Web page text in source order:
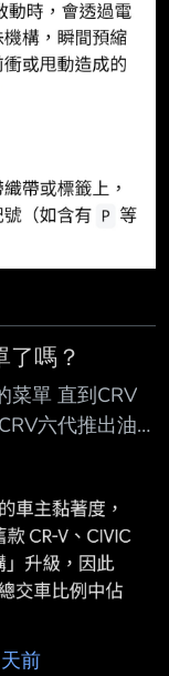
了嗎？
菜單 直到CRV
六代推出油
RAV4六代一堆
--
前